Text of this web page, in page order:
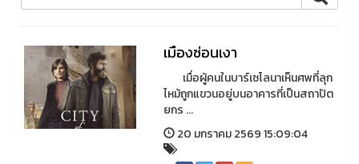
เมืองซ่อนเงา
เมื่อผู้คนในบาร์เซโลนาเห็นศพที่ลุก
ไหม้ถูกแขวนอยู่บนอาคารที่เป็นสถาปัต
ยกร ...
20 มกราคม 2569 15:09:04